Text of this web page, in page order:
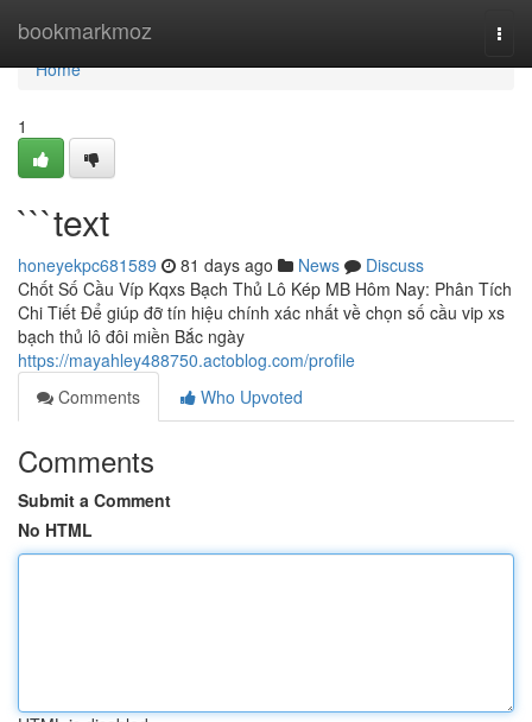
bookmarkmoz
Home
Home
1
```text
honeyekpc681589 81 days ago News
Discuss
Chốt Số Cầu Víp Kqxs Bạch Thủ Lô Kép MB Hôm Nay: Phân Tích
Chi Tiết Để giúp đỡ tín hiệu chính xác nhất về chọn số cầu vip xs
bạch thủ lô đôi miền Bắc ngày
https://mayahley488750.actoblog.com/profile
Comments
Who Upvoted
Comments
Submit a Comment
No HTML